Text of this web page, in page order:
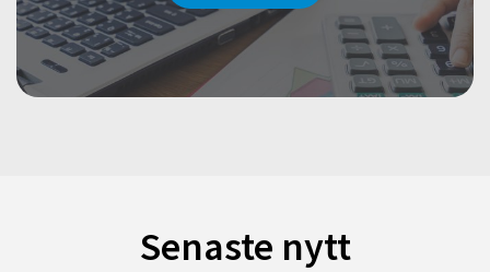
Senaste nytt